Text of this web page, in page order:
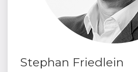
Stephan Friedlein